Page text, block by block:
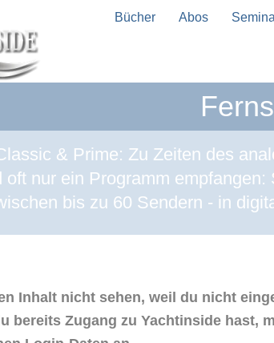
Bücher Abos
& Prime: Zu Zeiten des
oft nur ein Programm
bis zu 60 Sendern - in
Inhalt nicht sehen, weil du nicht
bereits Zugang zu Yachtinside hast,